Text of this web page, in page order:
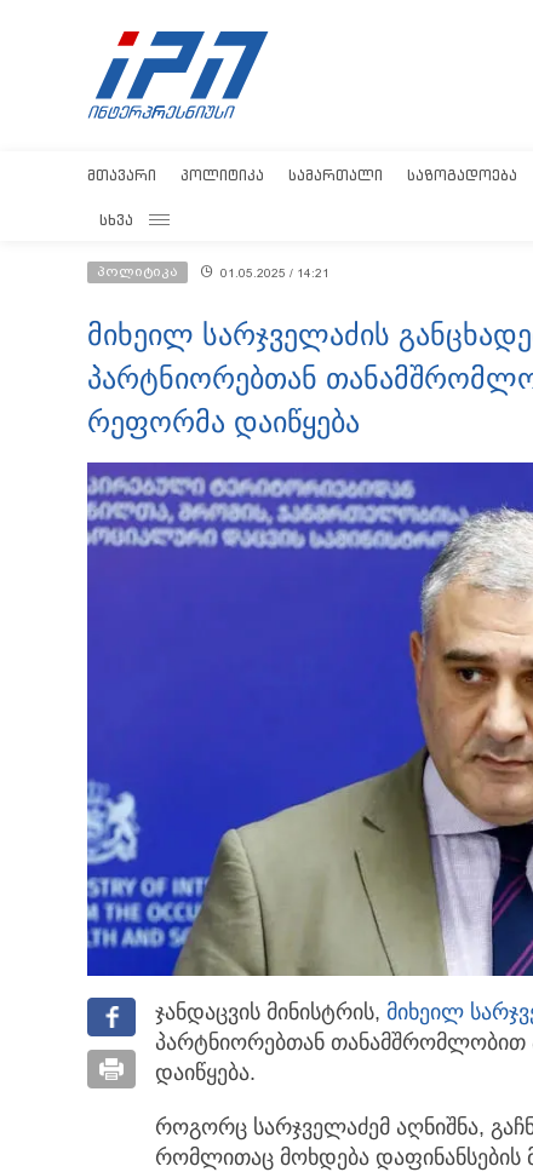
ᲛᲗᲐᲕᲐᲠᲘ ᲞᲝᲚᲘᲢᲘᲙᲐ ᲡᲐᲛᲐᲠᲗᲐᲚᲘ ᲡᲐᲖᲝᲒᲐᲓᲝᲔᲑᲐ
ᲡᲮᲕᲐ
პოლიტიკა 01.05.2025 / 14:21
მიხეილ სარჯველაძის
პარტნიორებთან
რეფორმა დაიწყება
ჯანდაცვის მინისტრის, მიხეილ
პარტნიორებთან
დაიწყება.
როგორც სარჯველაძემ აღნიშნა,
რომლითაც მოხდება დაფინანსების